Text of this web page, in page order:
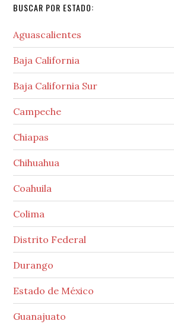
BUSCAR POR ESTADO:
Aguascalientes
Baja California
Baja California Sur
Campeche
Chiapas
Chihuahua
Coahuila
Colima
Distrito Federal
Durango
Estado de México
Guanajuato